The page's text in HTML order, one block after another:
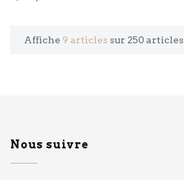
Affiche9 articles sur 250 articles
Nous suivre